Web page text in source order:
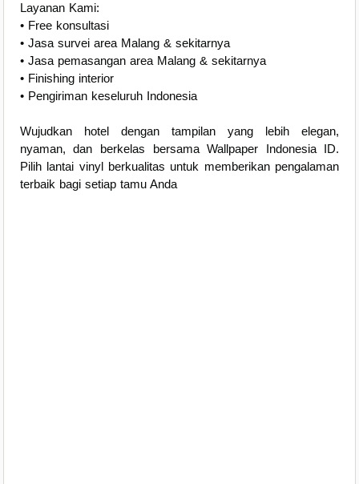
Layanan Kami:
• Free konsultasi
• Jasa survei area Malang & sekitarnya
• Jasa pemasangan area Malang & sekitarnya
• Finishing interior
• Pengiriman keseluruh Indonesia
Wujudkan hotel dengan tampilan yang lebih elegan,
nyaman, dan berkelas bersama Wallpaper Indonesia ID.
Pilih lantai vinyl berkualitas untuk memberikan pengalaman
terbaik bagi setiap tamu Anda